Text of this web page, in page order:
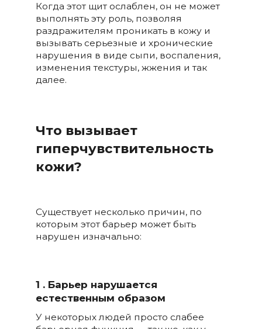
Когда этот щит ослаблен, он не может
выполнять эту роль, позволяя
раздражителям проникать в кожу и
вызывать серьезные и хронические
нарушения в виде сыпи, воспаления,
изменения текстуры, жжения и так
далее.
Что вызывает
гиперчувствительность
кожи?
Существует несколько причин, по
которым этот барьер может быть
нарушен изначально:
1 . Барьер нарушается
естественным образом
У некоторых людей просто слабее